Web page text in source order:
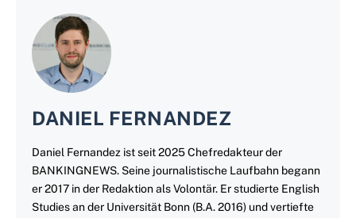
DANIEL FERNANDEZ
Daniel Fernandez ist seit 2025 Chefredakteur der
BANKINGNEWS. Seine journalistische Laufbahn begann
er 2017 in der Redaktion als Volontär. Er studierte English
Studies an der Universität Bonn (B.A. 2016) und vertiefte